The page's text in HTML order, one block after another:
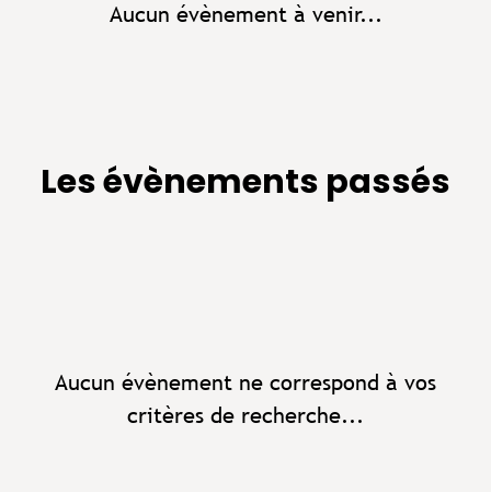
Aucun évènement à venir...
Les évènements passés
Aucun évènement ne correspond à vos
critères de recherche...